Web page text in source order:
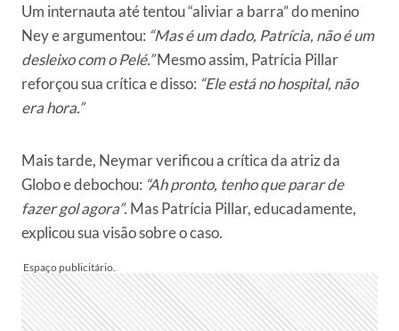
Um internauta até tentou “aliviar a barra” do menino
Ney e argumentou: “Mas é um dado, Patrícia, não é um
desleixo com o Pelé.”Mesmo assim, Patrícia Pillar
reforçou sua crítica e disso: “Ele está no hospital, não
era hora.”
Mais tarde, Neymar verificou a crítica da atriz da
Globo e debochou: “Ah pronto, tenho que parar de
fazer gol agora”. Mas Patrícia Pillar, educadamente,
explicou sua visão sobre o caso.